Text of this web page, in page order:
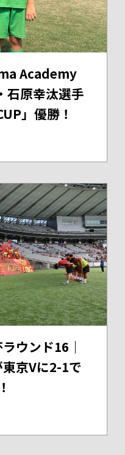
Academy
石原幸汰選手
」優勝！
ウンド16｜
京Vに2-1で